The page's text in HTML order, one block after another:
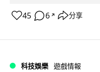
45 6 ↗ 分享
科技娛樂 遊戲情報